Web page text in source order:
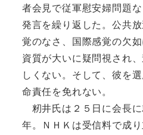
者会見で従軍慰安婦問題
発言を繰り返した。公共
覚のなさ、国際感覚の欠
資質が大いに疑問視され
しくない。そして、彼を
命責任を免れない。
籾井氏は２５日に会長
年。ＮＨＫは受信料で成り